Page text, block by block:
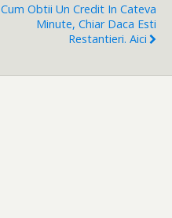
Cum Obtii Un Credit In Cateva
Minute, Chiar Daca Esti
Restantieri. Aici